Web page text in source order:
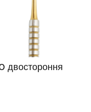
двостороння